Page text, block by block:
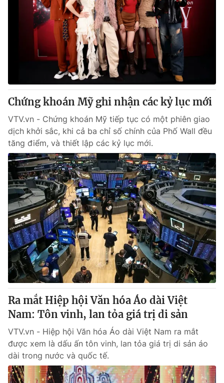
Chứng khoán Mỹ ghi nhận các kỷ lục mới
VTV.vn - Chứng khoán Mỹ tiếp tục có một phiên giao
dịch khởi sắc, khi cả ba chỉ số chính của Phố Wall đều
tăng điểm, và thiết lập các kỷ lục mới.
Ra mắt Hiệp hội Văn hóa Áo dài Việt
Nam: Tôn vinh, lan tỏa giá trị di sản
VTV.vn - Hiệp hội Văn hóa Áo dài Việt Nam ra mắt
được xem là dấu ấn tôn vinh, lan tỏa giá trị di sản áo
dài trong nước và quốc tế.